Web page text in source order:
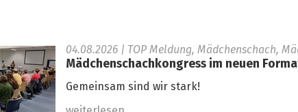
04.08.2026 | TOP Meldung, Mädchenschach,
Mädchenschachkongress im neuen
Gemeinsam sind wir stark!